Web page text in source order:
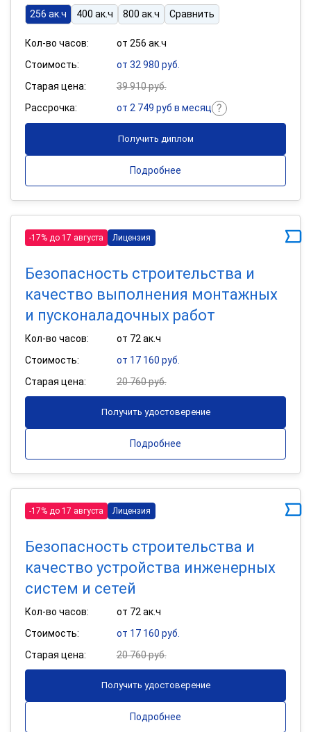
256 ак.ч
400 ак.ч 800 ак.ч Сравнить
Кол-во часов:
от 256 ак.ч
Стоимость:
от 32 980 руб.
Старая цена:
39 910 руб.
Рассрочка:
от 2 749 руб в месяц
Получить диплом
Подробнее
-17% до 17 августа Лицензия
Безопасность строительства и
качество выполнения монтажных
и пусконаладочных работ
Кол-во часов:
от 72 ак.ч
Стоимость:
от 17 160 руб.
Старая цена:
20 760 руб.
Получить удостоверение
Подробнее
-17% до 17 августа Лицензия
Безопасность строительства и
качество устройства инженерных
систем и сетей
Кол-во часов:
от 72 ак.ч
Стоимость:
от 17 160 руб.
Старая цена:
20 760 руб.
Получить удостоверение
Подробнее